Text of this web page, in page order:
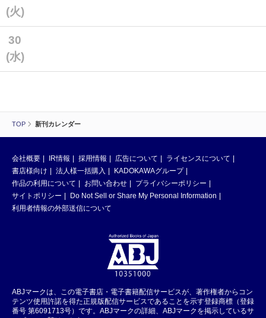
TOP 新刊カレンダー
(火)
30
(水)
会社概要 IR情報 採用情報 広告について
ライセンスについて
書店様向け
法人様一括購入
KADOKAWAグループ
作品の利用について
お問い合わせ
プライバシーポリシー
サイトポリシー
Do Not Sell or Share My Personal Information
利用者情報の外部送信について
ABJマークは、この電子書店・電子書籍配信サービスが、著作権者からコン
テンツ使用許諾を得た正規版配信サービスであることを示す登録商標（登録
番号 第6091713号）です。ABJマークの詳細、ABJマークを掲示しているサ